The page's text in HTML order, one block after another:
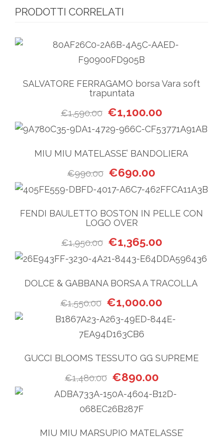
PRODOTTI CORRELATI
SALVATORE FERRAGAMO borsa Vara soft
trapuntata
€1,590.00 Il prezzo originale era:
€1,100.00
MIU MIU MATELASSE’ BANDOLIERA
€990.00 Il prezzo originale era:
€690.00
FENDI BAULETTO BOSTON IN PELLE CON
LOGO OVER
€1,950.00 Il prezzo originale era:
€1,365.00Il prezzo
DOLCE & GABBANA BORSA A TRACOLLA
€1,550.00 Il prezzo originale era:
€1,000.00Il prezzo
GUCCI BLOOMS TESSUTO GG SUPREME
€1,480.00 Il prezzo originale era:
€890.00Il prezzo
MIU MIU MARSUPIO MATELASSE’